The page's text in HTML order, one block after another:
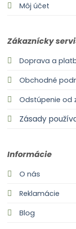
Môj účet
Zákaznícky
Doprava a
Obchodné
Odstúpenie od
Zásady
Informácie
O nás
Reklamácie
Blog